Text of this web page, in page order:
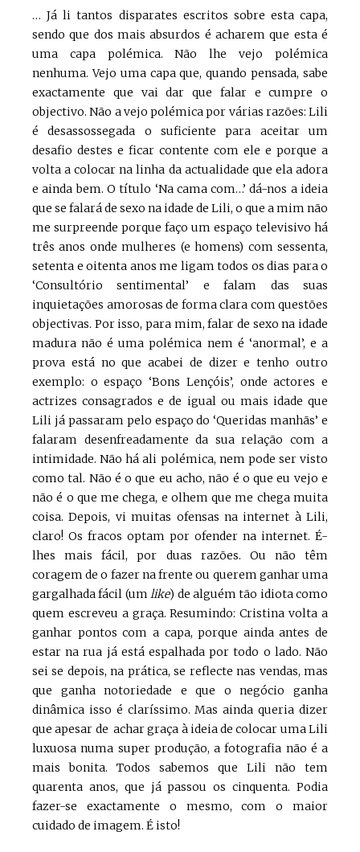
… Já li tantos disparates escritos sobre esta capa,
sendo que dos mais absurdos é acharem que esta é
uma capa polémica. Não lhe vejo polémica
nenhuma. Vejo uma capa que, quando pensada, sabe
exactamente que vai dar que falar e cumpre o
objectivo. Não a vejo polémica por várias razões: Lili
é desassossegada o suficiente para aceitar um
desafio destes e ficar contente com ele e porque a
volta a colocar na linha da actualidade que ela adora
e ainda bem. O título ‘Na cama com…’ dá-nos a ideia
que se falará de sexo na idade de Lili, o que a mim não
me surpreende porque faço um espaço televisivo há
três anos onde mulheres (e homens) com sessenta,
setenta e oitenta anos me ligam todos os dias para o
‘Consultório sentimental’ e falam das suas
inquietações amorosas de forma clara com questões
objectivas. Por isso, para mim, falar de sexo na idade
madura não é uma polémica nem é ‘anormal’, e a
prova está no que acabei de dizer e tenho outro
exemplo: o espaço ‘Bons Lençóis’, onde actores e
actrizes consagrados e de igual ou mais idade que
Lili já passaram pelo espaço do ‘Queridas manhãs’ e
falaram desenfreadamente da sua relação com a
intimidade. Não há ali polémica, nem pode ser visto
como tal. Não é o que eu acho, não é o que eu vejo e
não é o que me chega, e olhem que me chega muita
coisa. Depois, vi muitas ofensas na internet à Lili,
claro! Os fracos optam por ofender na internet. É-
lhes mais fácil, por duas razões. Ou não têm
coragem de o fazer na frente ou querem ganhar uma
gargalhada fácil (umlike) de alguém tão idiota como
quem escreveu a graça. Resumindo: Cristina volta a
ganhar pontos com a capa, porque ainda antes de
estar na rua já está espalhada por todo o lado. Não
sei se depois, na prática, se reflecte nas vendas, mas
que ganha notoriedade e que o negócio ganha
dinâmica isso é claríssimo. Mas ainda queria dizer
que apesar de achar graça à ideia de colocar uma Lili
luxuosa numa super produção, a fotografia não é a
mais bonita. Todos sabemos que Lili não tem
quarenta anos, que já passou os cinquenta. Podia
fazer-se exactamente o mesmo, com o maior
cuidado de imagem. É isto!